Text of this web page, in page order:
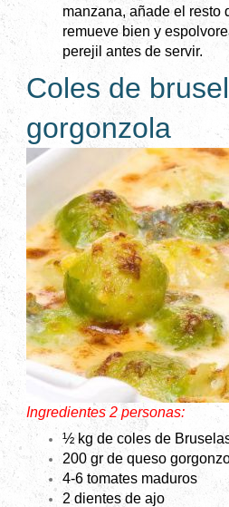
manzana, añade el resto
remueve bien y
perejil antes de servir.
Coles de
gorgonzola
Ingredientes 2 personas:
½ kg de coles de
200 gr de queso
4-6 tomates maduros
2 dientes de ajo